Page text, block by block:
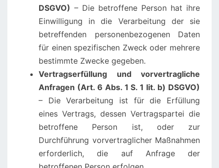
DSGVO) – Die betroffene Person hat ihre
Einwilligung in die Verarbeitung der sie
betreffenden personenbezogenen Daten
für einen spezifischen Zweck oder mehrere
bestimmte Zwecke gegeben.
Vertragserfüllung und vorvertragliche
Anfragen (Art. 6 Abs. 1 S. 1 lit. b) DSGVO)
– Die Verarbeitung ist für die Erfüllung
eines Vertrags, dessen Vertragspartei die
betroffene Person ist, oder zur
Durchführung vorvertraglicher Maßnahmen
erforderlich, die auf Anfrage der